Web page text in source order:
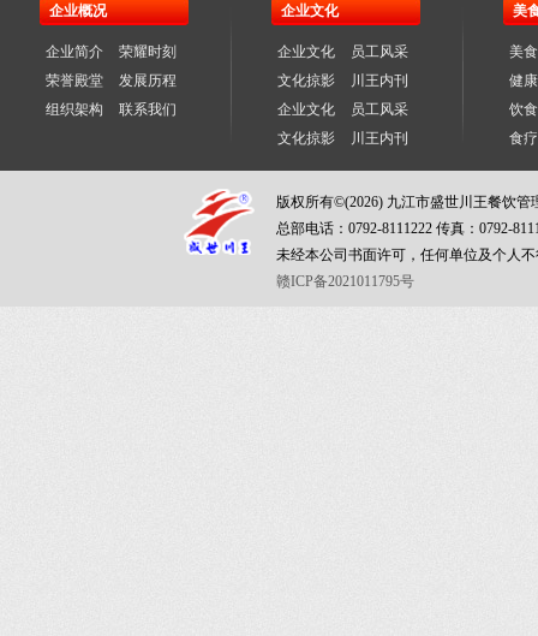
企业概况
企业简介
荣耀时刻
荣誉殿堂
发展历程
组织架构
联系我们
企业文化
企业文化
员工风采
文化掠影
川王内刊
企业文化
员工风采
文化掠影
川王内刊
美
美
健
饮
食
版权所有©(2026) 九江市盛世川王餐饮管
总部电话：0792-8111222 传真：0792-
未经本公司书面许可，任何单位及个人
赣ICP备2021011795号